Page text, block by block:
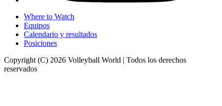
Where to Watch
Equipos
Calendario y resultados
Posiciones
Copyright (C) 2026 Volleyball World | Todos los derechos
reservados